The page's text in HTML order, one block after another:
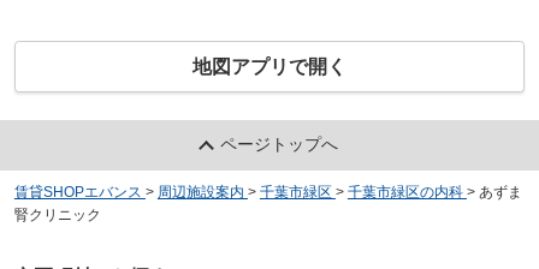
地図アプリで開く
ページトップへ
賃貸SHOPエバンス > 周辺施設案内 > 千葉市緑区 > 千葉市緑区の内科 > あずま
腎クリニック